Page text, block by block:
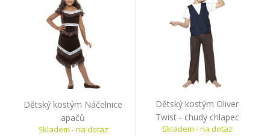
Dětský kostým Náčelnice
apačů
Skladem - na dotaz
Dětský kostým Oliver
Twist - chudý chlapec
Skladem - na dotaz